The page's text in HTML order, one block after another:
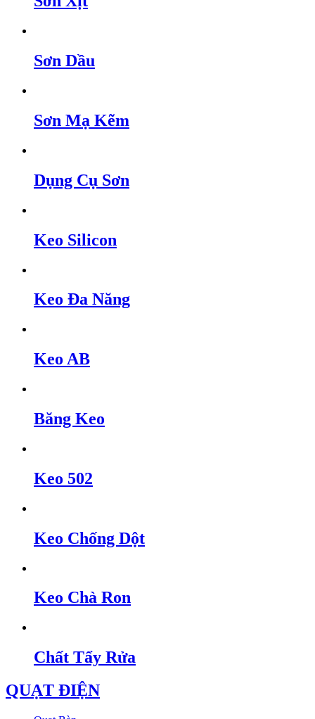
Sơn Dầu
Sơn Mạ Kẽm
Dụng Cụ Sơn
Keo Silicon
Keo Đa Năng
Keo AB
Băng Keo
Keo 502
Keo Chống Dột
Keo Chà Ron
Chất Tẩy Rửa
QUẠT ĐIỆN